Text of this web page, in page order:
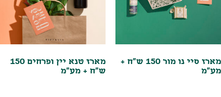
מארז סיי נו מור 150 ש"ח +
מע"מ
מארז טנא יין ופרחים 150
ש"ח + מע"מ